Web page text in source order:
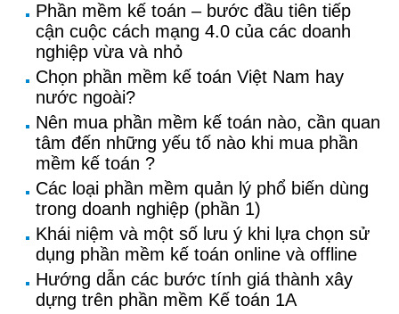
Phần mềm kế toán – bước đầu tiên tiếp
cận cuộc cách mạng 4.0 của các doanh
nghiệp vừa và nhỏ
Chọn phần mềm kế toán Việt Nam hay
nước ngoài?
Nên mua phần mềm kế toán nào, cần quan
tâm đến những yếu tố nào khi mua phần
mềm kế toán ?
Các loại phần mềm quản lý phổ biến dùng
trong doanh nghiệp (phần 1)
Khái niệm và một số lưu ý khi lựa chọn sử
dụng phần mềm kế toán online và offline
Hướng dẫn các bước tính giá thành xây
dựng trên phần mềm Kế toán 1A